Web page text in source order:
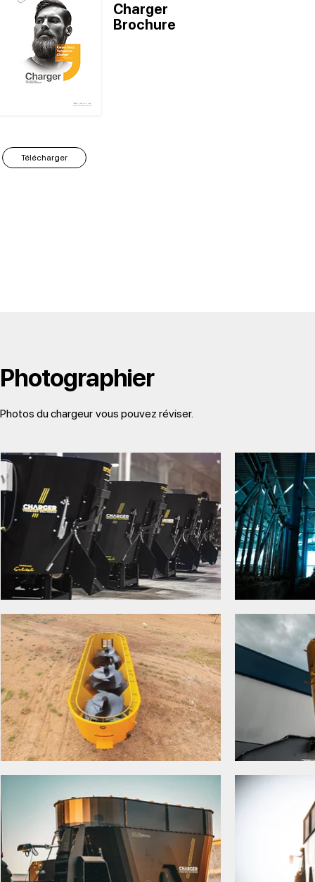
Charger
Brochure
Télécharger
Photographier
Photos du chargeur vous pouvez réviser.